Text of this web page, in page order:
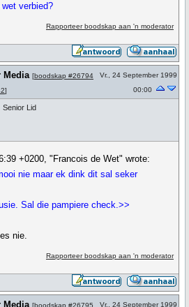
verbied?
Rapporteer boodskap aan 'n moderator
Media [boodskap #26794
]
Vr., 24 September 1999
00:00
Senior Lid
+0200, "Francois de Wet" wrote:
nie maar ek dink dit sal seker
Sal die pampiere check.>>
nie.
Rapporteer boodskap aan 'n moderator
Media [boodskap #26795
Vr., 24 September 1999